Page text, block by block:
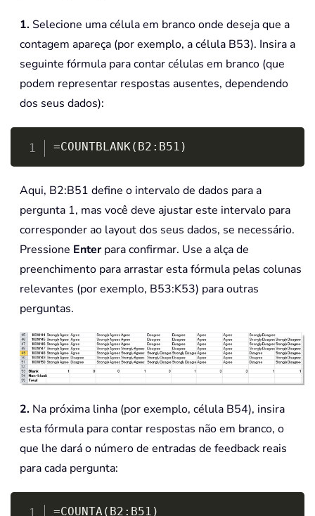
1. Selecione uma célula em branco onde deseja que a
contagem apareça (por exemplo, a célula B53). Insira a
seguinte fórmula para contar células em branco (que
podem representar respostas ausentes, dependendo
dos seus dados):
=COUNTBLANK(B2:B51)
Aqui, B2:B51 define o intervalo de dados para a
pergunta 1, mas você deve ajustar este intervalo para
corresponder ao layout dos seus dados, se necessário.
Pressione Enterpara confirmar. Use a alça de
preenchimento para arrastar esta fórmula pelas colunas
relevantes (por exemplo, B53:K53) para outras
perguntas.
2. Na próxima linha (por exemplo, célula B54), insira
esta fórmula para contar respostas não em branco, o
que lhe dará o número de entradas de feedback reais
para cada pergunta:
=COUNTA(B2:B51)